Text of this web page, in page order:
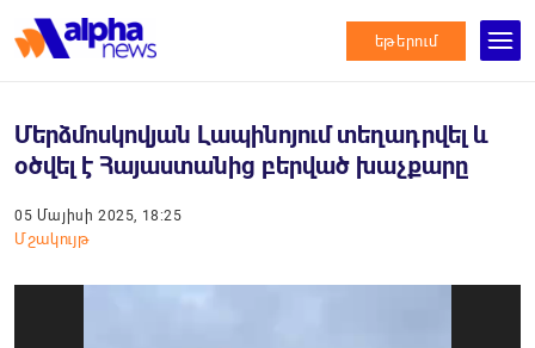
եթերում
Մերձմոսկովյան Լապինոյում տեղադրվել և
օծվել է Հայաստանից բերված խաչքարը
05 Մայիսի 2025, 18:25
Մշակույթ